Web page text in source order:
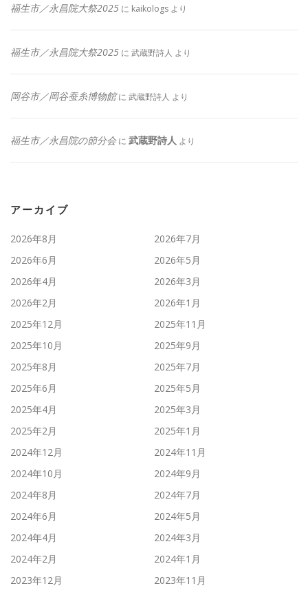
福生市／永昌院大祭2025 に kaikologs より
福生市／永昌院大祭2025 に 武蔵野詩人 より
岡谷市／岡谷蚕糸博物館に 武蔵野詩人 より
福生市／永昌院の節分会に 武蔵野詩人 より
アーカイブ
2026年8月
2026年7月
2026年6月
2026年5月
2026年4月
2026年3月
2026年2月
2026年1月
2025年12月
2025年11月
2025年10月
2025年9月
2025年8月
2025年7月
2025年6月
2025年5月
2025年4月
2025年3月
2025年2月
2025年1月
2024年12月
2024年11月
2024年10月
2024年9月
2024年8月
2024年7月
2024年6月
2024年5月
2024年4月
2024年3月
2024年2月
2024年1月
2023年12月
2023年11月